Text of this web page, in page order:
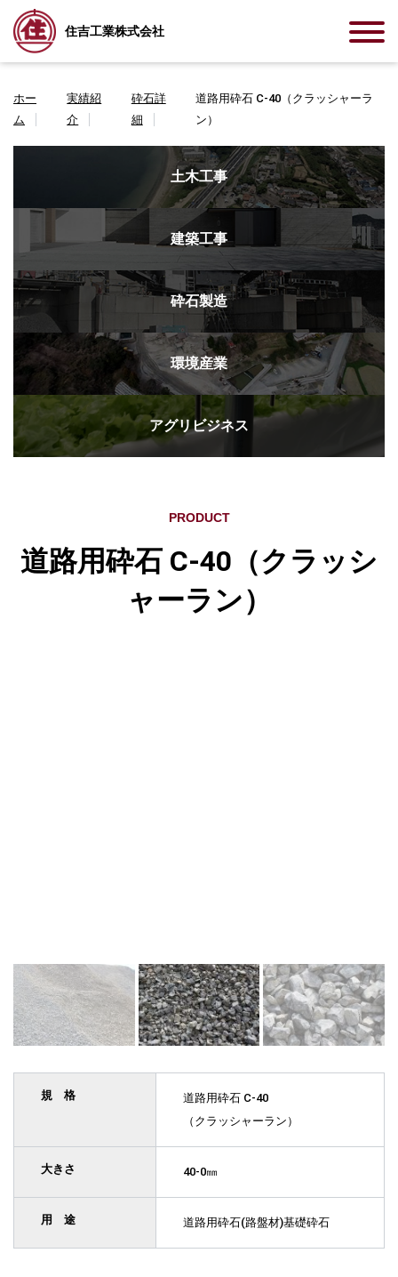
住吉工業株式会社
ホー
ム
実績紹
介
砕石詳
細
道路用砕石 C-40（クラッシャーラ
ン）
土木工事
建築工事
砕石製造
環境産業
アグリビジネス
PRODUCT
道路用砕石 C-40（クラッシ
ャーラン）
規 格
道路用砕石 C-40
（クラッシャーラン）
大きさ 40-0㎜
用 途 道路用砕石(路盤材)基礎砕石